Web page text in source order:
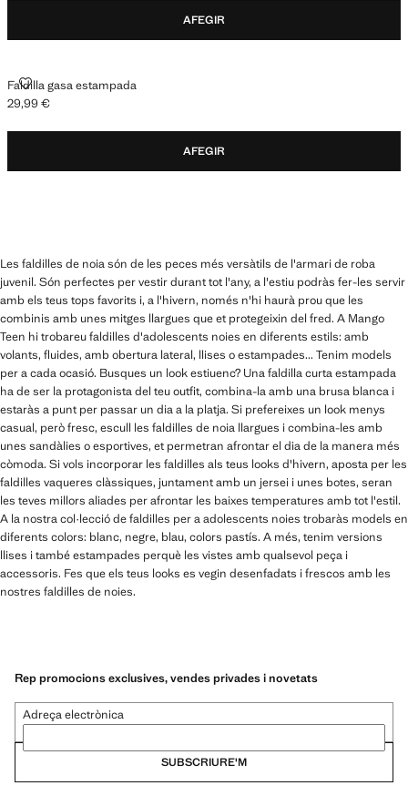
AFEGIR
Faldilla gasa estampada
FALDILLA GASA ESTAMPADA
Preu actual [29,99 € ]
29,99 €
AFEGIR
Les faldilles de noia són de les peces més versàtils de l'armari de roba
juvenil. Són perfectes per vestir durant tot l'any, a l'estiu podràs fer-les servir
amb els teus tops favorits i, a l'hivern, només n'hi haurà prou que les
combinis amb unes mitges llargues que et protegeixin del fred. A Mango
Teen hi trobareu faldilles d'adolescents noies en diferents estils: amb
volants, fluides, amb obertura lateral, llises o estampades... Tenim models
per a cada ocasió. Busques un look estiuenc? Una faldilla curta estampada
ha de ser la protagonista del teu outfit, combina-la amb una brusa blanca i
estaràs a punt per passar un dia a la platja. Si prefereixes un look menys
casual, però fresc, escull les faldilles de noia llargues i combina-les amb
unes sandàlies o esportives, et permetran afrontar el dia de la manera més
còmoda. Si vols incorporar les faldilles als teus looks d'hivern, aposta per les
faldilles vaqueres clàssiques, juntament amb un jersei i unes botes, seran
les teves millors aliades per afrontar les baixes temperatures amb tot l'estil.
A la nostra col·lecció de faldilles per a adolescents noies trobaràs models en
diferents colors: blanc, negre, blau, colors pastís. A més, tenim versions
llises i també estampades perquè les vistes amb qualsevol peça i
accessoris. Fes que els teus looks es vegin desenfadats i frescos amb les
nostres faldilles de noies.
Rep promocions exclusives, vendes privades i novetats
Adreça electrònica
SUBSCRIURE'M